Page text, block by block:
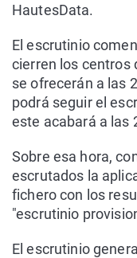
HautesData.
El escrutinio
cierren los centros
se ofrecerán a las
podrá seguir el
este acabará a las
Sobre esa hora,
escrutados la
fichero con los
"escrutinio
El escrutinio